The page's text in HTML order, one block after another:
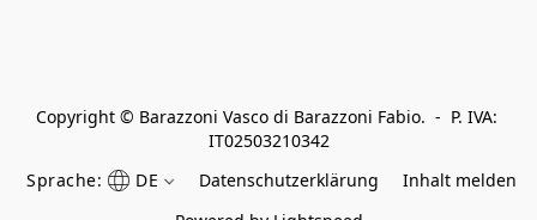
Copyright © Barazzoni Vasco di Barazzoni Fabio.  -  P. IVA:
IT02503210342
Sprache:
DE Datenschutzerklärung
Inhalt melden